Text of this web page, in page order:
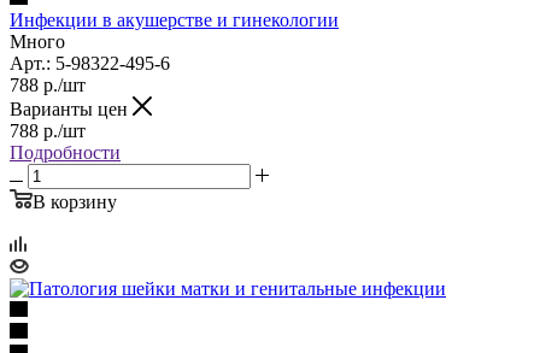
Инфекции в акушерстве и гинекологии
Много
Арт.: 5-98322-495-6
788 р./шт
Варианты цен
788 р./шт
Подробности
В корзину